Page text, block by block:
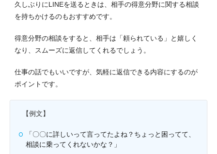
久しぶりにLINEを送るときは、相手の得意分野に関する相談
を持ちかけるのもおすすめです。
得意分野の相談をすると、相手は「頼られている」と嬉しく
なり、スムーズに返信してくれるでしょう。
仕事の話でもいいですが、気軽に返信できる内容にするのが
ポイントです。
【例文】
「〇〇に詳しいって言ってたよね？ちょっと困ってて、
相談に乗ってくれないかな？」